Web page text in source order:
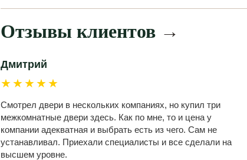
Отзывы клиентов →
Дмитрий
★★★★★
Смотрел двери в нескольких компаниях, но купил три
межкомнатные двери здесь. Как по мне, то и цена у
компании адекватная и выбрать есть из чего. Сам не
устанавливал. Приехали специалисты и все сделали на
высшем уровне.